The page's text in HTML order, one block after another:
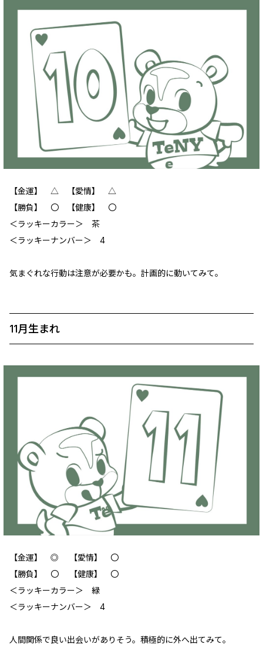
【金運】 △ 【愛情】 △
【勝負】 〇 【健康】 〇
＜ラッキーカラー＞ 茶
＜ラッキーナンバー＞ 4
気まぐれな行動は注意が必要かも。計画的に動いてみて。
11月生まれ
【金運】 ◎ 【愛情】 〇
【勝負】 〇 【健康】 〇
‪＜ラッキーカラー＞ 緑
＜ラッキーナンバー＞ 4
人間関係で良い出会いがありそう。積極的に外へ出てみて。